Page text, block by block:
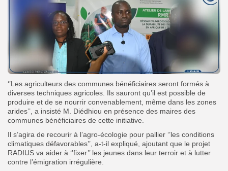
‘’Les agriculteurs des communes bénéficiaires seront formés à
diverses techniques agricoles. Ils sauront qu’il est possible de
produire et de se nourrir convenablement, même dans les zones
arides’’, a insisté M. Diédhiou en présence des maires des
communes bénéficiaires de cette initiative.
Il s’agira de recourir à l’agro-écologie pour pallier ‘’les conditions
climatiques défavorables’’, a-t-il expliqué, ajoutant que le projet
RADIUS va aider à ‘’fixer’’ les jeunes dans leur terroir et à lutter
contre l’émigration irrégulière.